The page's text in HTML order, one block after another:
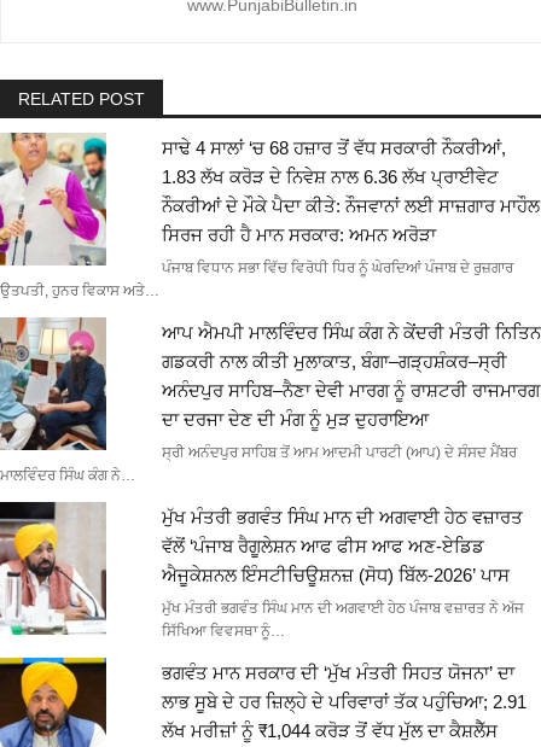
www.PunjabiBulletin.in
RELATED POST
ਸਾਢੇ 4 ਸਾਲਾਂ ‘ਚ 68 ਹਜ਼ਾਰ ਤੋਂ ਵੱਧ ਸਰਕਾਰੀ ਨੌਕਰੀਆਂ,
1.83 ਲੱਖ ਕਰੋੜ ਦੇ ਨਿਵੇਸ਼ ਨਾਲ 6.36 ਲੱਖ ਪ੍ਰਾਈਵੇਟ
ਨੌਕਰੀਆਂ ਦੇ ਮੌਕੇ ਪੈਦਾ ਕੀਤੇ: ਨੌਜਵਾਨਾਂ ਲਈ ਸਾਜ਼ਗਾਰ ਮਾਹੌਲ
ਸਿਰਜ ਰਹੀ ਹੈ ਮਾਨ ਸਰਕਾਰ: ਅਮਨ ਅਰੋੜਾ
ਪੰਜਾਬ ਵਿਧਾਨ ਸਭਾ ਵਿੱਚ ਵਿਰੋਧੀ ਧਿਰ ਨੂੰ ਘੇਰਦਿਆਂ ਪੰਜਾਬ ਦੇ ਰੁਜ਼ਗਾਰ
ਉਤਪਤੀ, ਹੁਨਰ ਵਿਕਾਸ ਅਤੇ…
ਆਪ ਐਮਪੀ ਮਾਲਵਿੰਦਰ ਸਿੰਘ ਕੰਗ ਨੇ ਕੇਂਦਰੀ ਮੰਤਰੀ ਨਿਤਿਨ
ਗਡਕਰੀ ਨਾਲ ਕੀਤੀ ਮੁਲਾਕਾਤ, ਬੰਗਾ–ਗੜ੍ਹਸ਼ੰਕਰ–ਸ੍ਰੀ
ਅਨੰਦਪੁਰ ਸਾਹਿਬ–ਨੈਣਾ ਦੇਵੀ ਮਾਰਗ ਨੂੰ ਰਾਸ਼ਟਰੀ ਰਾਜਮਾਰਗ
ਦਾ ਦਰਜਾ ਦੇਣ ਦੀ ਮੰਗ ਨੂੰ ਮੁੜ ਦੁਹਰਾਇਆ
ਸ੍ਰੀ ਅਨੰਦਪੁਰ ਸਾਹਿਬ ਤੋਂ ਆਮ ਆਦਮੀ ਪਾਰਟੀ (ਆਪ) ਦੇ ਸੰਸਦ ਮੈਂਬਰ
ਮਾਲਵਿੰਦਰ ਸਿੰਘ ਕੰਗ ਨੇ…
ਮੁੱਖ ਮੰਤਰੀ ਭਗਵੰਤ ਸਿੰਘ ਮਾਨ ਦੀ ਅਗਵਾਈ ਹੇਠ ਵਜ਼ਾਰਤ
ਵੱਲੋਂ ‘ਪੰਜਾਬ ਰੈਗੂਲੇਸ਼ਨ ਆਫ ਫੀਸ ਆਫ ਅਣ-ਏਡਿਡ
ਐਜੂਕੇਸ਼ਨਲ ਇੰਸਟੀਚਿਊਸ਼ਨਜ਼ (ਸੋਧ) ਬਿੱਲ-2026’ ਪਾਸ
ਮੁੱਖ ਮੰਤਰੀ ਭਗਵੰਤ ਸਿੰਘ ਮਾਨ ਦੀ ਅਗਵਾਈ ਹੇਠ ਪੰਜਾਬ ਵਜ਼ਾਰਤ ਨੇ ਅੱਜ
ਸਿੱਖਿਆ ਵਿਵਸਥਾ ਨੂੰ…
ਭਗਵੰਤ ਮਾਨ ਸਰਕਾਰ ਦੀ ‘ਮੁੱਖ ਮੰਤਰੀ ਸਿਹਤ ਯੋਜਨਾ’ ਦਾ
ਲਾਭ ਸੂਬੇ ਦੇ ਹਰ ਜ਼ਿਲ੍ਹੇ ਦੇ ਪਰਿਵਾਰਾਂ ਤੱਕ ਪਹੁੰਚਿਆ; 2.91
ਲੱਖ ਮਰੀਜ਼ਾਂ ਨੂੰ ₹1,044 ਕਰੋੜ ਤੋਂ ਵੱਧ ਮੁੱਲ ਦਾ ਕੈਸ਼ਲੈੱਸ